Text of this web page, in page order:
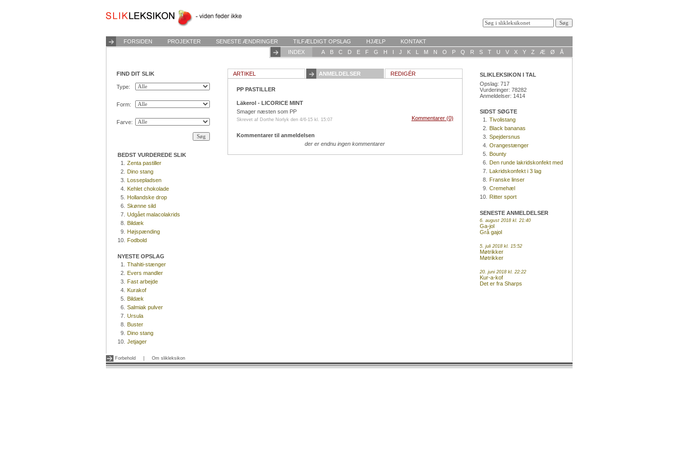
FORSIDEN PROJEKTER SENESTE ÆNDRINGER TILFÆLDIGT OPSLAG HJÆLP
KONTAKT
INDEX
A B C D E F G H I J K L M N O P Q R S T U V X Y Z Æ Ø Å
FIND DIT SLIK
Type:
Form:
Farve:
BEDST VURDEREDE SLIK
1.
Zenta pastiller
2. Dino stang
3. Lossepladsen
4. Kehlet chokolade
5. Hollandske drop
6. Skønne sild
7. Udgået malacolakrids
8. Bildæk
9. Højspænding
10. Fodbold
NYESTE OPSLAG
1.
Thahiti-stænger
2. Evers mandler
3. Fast arbejde
4. Kurakof
5. Bildæk
6. Salmiak pulver
7. Ursula
8. Buster
9. Dino stang
10. Jetjager
ARTIKEL ANMELDELSER REDIGÉR
PP PASTILLER
Läkerol - LICORICE MINT
Smager næsten som PP
Skrevet af Dorthe Norlyk den 4/6-15 kl. 15:07 Kommentarer (0)
Kommentarer til anmeldelsen
der er endnu ingen kommentarer
SLIKLEKSIKON I TAL
Opslag: 717
Vurderinger: 78282
Anmeldelser: 1414
SIDST SØGTE
1.
Tivolistang
2. Black bananas
3. Spejdersnus
4. Orangestænger
5. Bounty
6. Den runde lakridskonfekt med
kokosnød
7. Lakridskonfekt i 3 lag
8. Franske linser
9. Cremehæl
10. Ritter sport
SENESTE ANMELDELSER
6. august 2018 kl. 21:40
Ga-jol
Grå gajol
5. juli 2018 kl. 15:52
Møtrikker
Møtrikker
20. juni 2018 kl. 22:22
Kur-a-kof
Det er fra Sharps
Forbehold Om slikleksikon